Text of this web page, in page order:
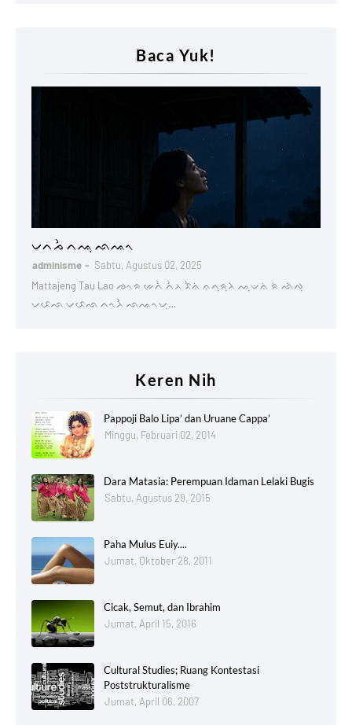
Baca Yuk!
ᨆᨈᨍᨛ ᨈᨕᨘ ᨒᨕᨚ
adminisme
Sabtu, Agustus 02, 2025
Mattajeng Tau Lao ᨌᨚᨑ ᨀᨙᨈᨛ ᨈᨛᨂ ᨅᨛᨊᨗ ᨊᨈᨘᨑᨘᨂᨗ ᨕᨘᨉᨊᨗ ᨑᨗ ᨒᨗᨄᨘ
ᨆᨅᨙᨒ ᨆᨅᨙᨒ ᨈᨚᨂᨛ ᨒᨕᨚᨆᨘ…
Keren Nih
Pappoji Balo Lipa’ dan Uruane Cappa’
Minggu, Februari 02, 2014
Dara Matasia: Perempuan Idaman Lelaki Bugis
Sabtu, Agustus 29, 2015
Paha Mulus Euiy....
Jumat, Oktober 28, 2011
Cicak, Semut, dan Ibrahim
Jumat, April 15, 2016
Cultural Studies; Ruang Kontestasi
Poststrukturalisme
Jumat, April 06, 2007